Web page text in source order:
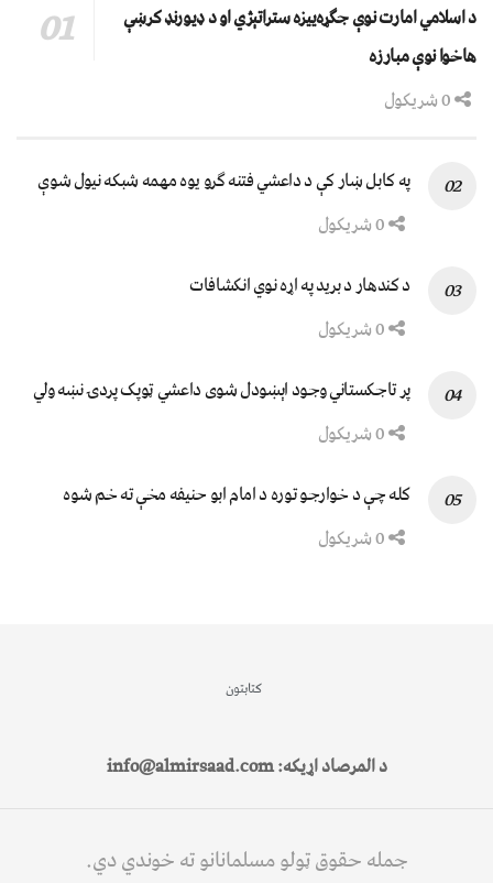
د اسلامي امارت نوې جګړه‌ییزه ستراتېژي او د ډیورنډ کرښې
هاخوا نوې مبارزه
په کابل ښار کې د داعشي فتنه ګرو يوه مهمه شبکه نيول شوې
د کندهار د برید په اړه نوي انکشافات
پر تاجکستاني وجود اېښودل شوی داعشي ټوپک پردۍ نښه ولي
کله چې د خوارجو توره د امام ابو حنیفه مخې ته خم شوه
کتابتون
د المرصاد اړیکه: info@almirsaad.com
جمله حقوق ټولو مسلمانانو ته خوندي دي.